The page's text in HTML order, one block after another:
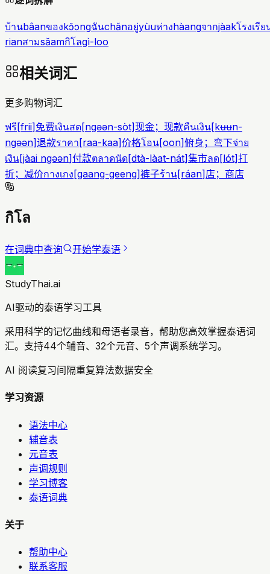
บ้านbâanของkɔ̌ɔngฉันchǎnอยู่yùuห่างhàangจากjàakโรงเรีย
rianสามsǎamกิโลgì-loo
相关词汇
更多购物词汇
ฟรี [frii] 免费เงินสด[ngəən-sòt]现金；现款คืนเงิน[kʉʉn-
ngəən]退款ราคา [raa-kaa]价格โอน[oon]俯身；弯下จ่าย
เงิน[jàai ngəən]付款ตลาดนัด[dtà-làat-nát]集市ลด[lót]打
折；减价กางเกง [gaang-geeng]裤子ร้าน[ráan] 店；商店
กิโล
在词典中查询 开始学泰语
StudyThai.ai
AI驱动的泰语学习工具
采用科学的记忆曲线和母语者录音，帮助您高效掌握泰语词
汇。支持44个辅音、32个元音、5个声调系统学习。
AI 阅读复习间隔重复算法数据安全
学习资源
语法中心
辅音表
元音表
声调规则
学习博客
泰语词典
关于
帮助中心
联系客服